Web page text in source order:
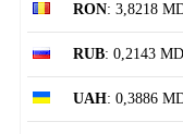
RON: 3,8218
RUB: 0,2143
UAH: 0,3886